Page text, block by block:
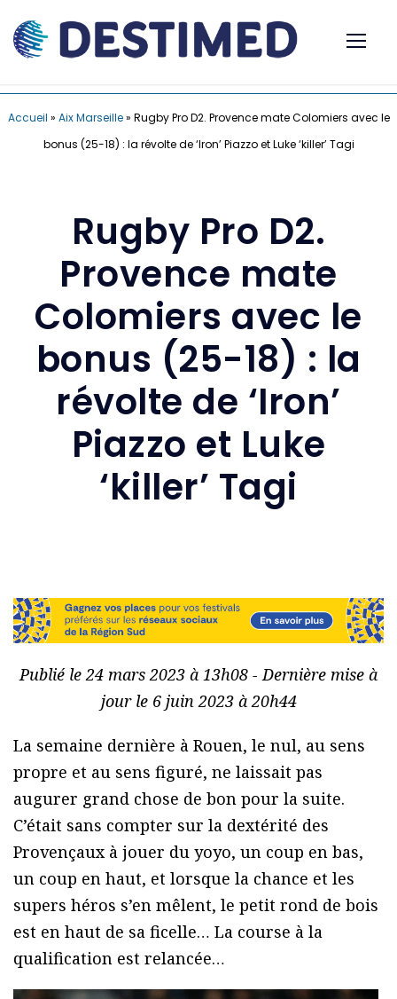
Accueil » Aix Marseille» Rugby Pro D2. Provence mate Colomiers avec le
bonus (25-18) : la révolte de ‘Iron’ Piazzo et Luke ‘killer’ Tagi
Rugby Pro D2.
Provence mate
Colomiers avec le
bonus (25-18) : la
révolte de ‘Iron’
Piazzo et Luke
‘killer’ Tagi
Publié le 24 mars 2023 à 13h08 - Dernière mise à
jour le 6 juin 2023 à 20h44
La semaine dernière à Rouen, le nul, au sens
propre et au sens figuré, ne laissait pas
augurer grand chose de bon pour la suite.
C’était sans compter sur la dextérité des
Provençaux à jouer du yoyo, un coup en bas,
un coup en haut, et lorsque la chance et les
supers héros s’en mêlent, le petit rond de bois
est en haut de sa ficelle… La course à la
qualification est relancée…